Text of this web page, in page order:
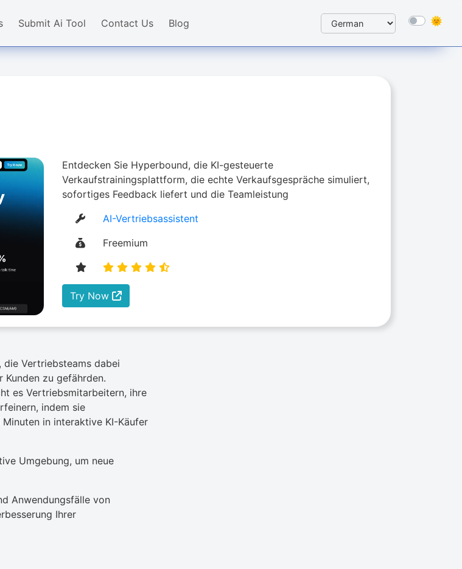
Submit Ai Tool Contact Us Blog
Entdecken Sie Hyperbound, die KI-gesteuerte
Verkaufstrainingsplattform, die echte Verkaufsgespräche simuliert,
sofortiges Feedback liefert und die Teamleistung
AI-Vertriebsassistent
Freemium
Try Now
Vertriebsteams dabei
Kunden zu gefährden.
es Vertriebsmitarbeitern, ihre
indem sie
in interaktive KI-Käufer
Umgebung, um neue
Anwendungsfälle von
Ihrer